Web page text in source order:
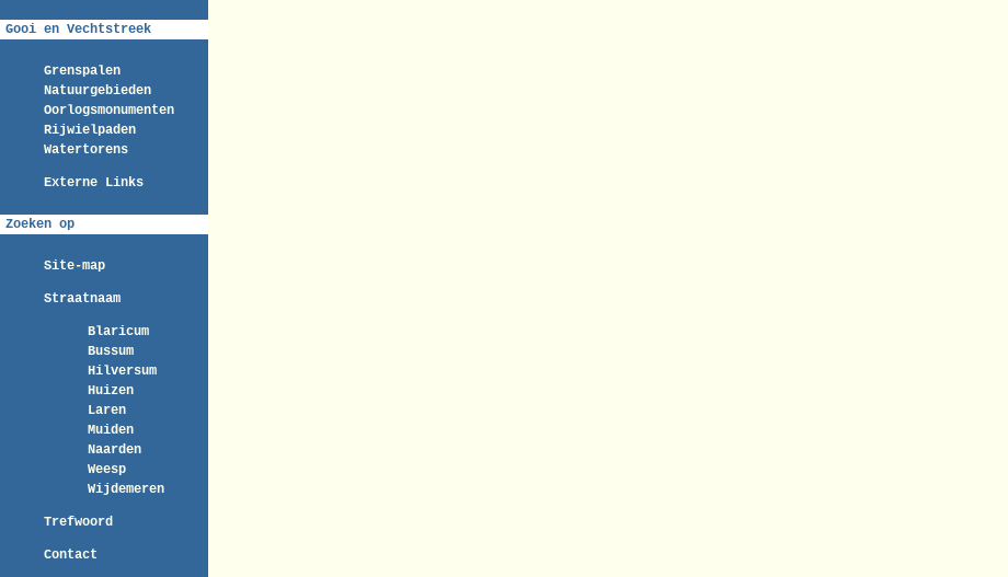
Gooi en Vechtstreek
Grenspalen
Natuurgebieden
Oorlogsmonumenten
Rijwielpaden
Watertorens
Externe Links
Zoeken op
Site-map
Straatnaam
Blaricum
Bussum
Hilversum
Huizen
Laren
Muiden
Naarden
Weesp
Wijdemeren
Trefwoord
Contact